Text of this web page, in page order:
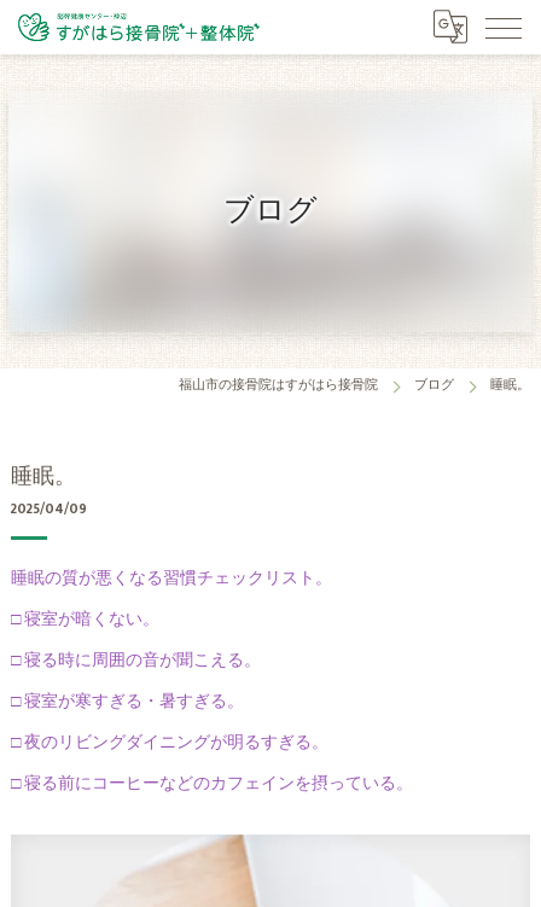
ブログ
福山市の接骨院はすがはら接骨院 ブログ 睡眠。
睡眠。
2025/04/09
睡眠の質が悪くなる習慣チェックリスト。
□ 寝室が暗くない。
□ 寝る時に周囲の音が聞こえる。
□ 寝室が寒すぎる・暑すぎる。
□ 夜のリビングダイニングが明るすぎる。
□ 寝る前にコーヒーなどのカフェインを摂っている。